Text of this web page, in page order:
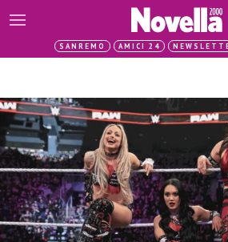
SANREMO AMICI 24